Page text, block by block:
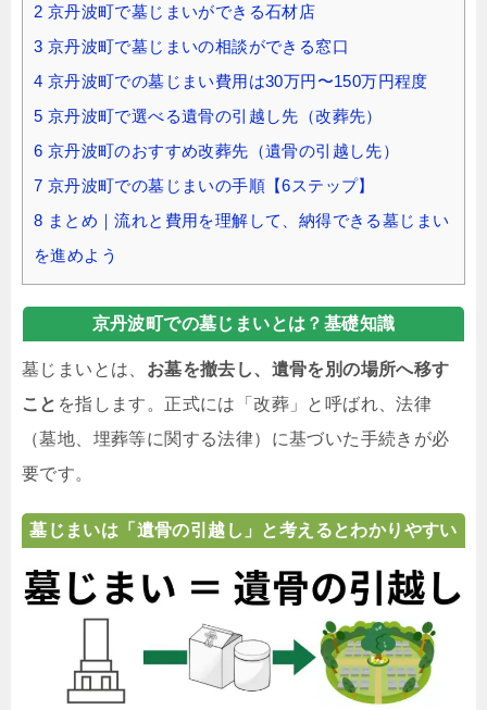
2 京丹波町で墓じまいができる石材店
3 京丹波町で墓じまいの相談ができる窓口
4 京丹波町での墓じまい費用は30万円〜150万円程度
5 京丹波町で選べる遺骨の引越し先（改葬先）
6 京丹波町のおすすめ改葬先（遺骨の引越し先）
7 京丹波町での墓じまいの手順【6ステップ】
8 まとめ｜流れと費用を理解して、納得できる墓じまい
を進めよう
京丹波町での墓じまいとは？基礎知識
墓じまいとは、 お墓を撤去し、遺骨を別の場所へ移す
こと を指します。正式には「改葬」と呼ばれ、法律
（墓地、埋葬等に関する法律）に基づいた手続きが必
要です。
墓じまいは「遺骨の引越し」と考えるとわかりやすい